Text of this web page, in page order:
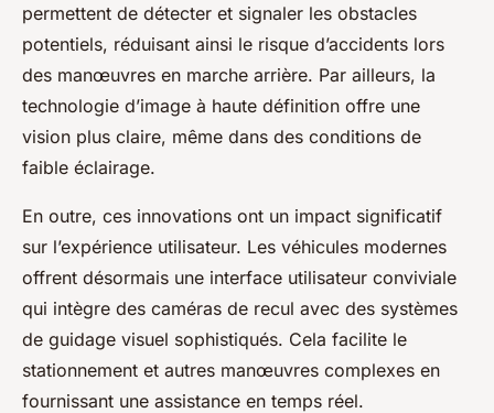
permettent de détecter et signaler les obstacles
potentiels, réduisant ainsi le risque d’accidents lors
des manœuvres en marche arrière. Par ailleurs, la
technologie d’image à haute définition offre une
vision plus claire, même dans des conditions de
faible éclairage.
En outre, ces innovations ont un impact significatif
sur l’expérience utilisateur. Les véhicules modernes
offrent désormais une interface utilisateur conviviale
qui intègre des caméras de recul avec des systèmes
de guidage visuel sophistiqués. Cela facilite le
stationnement et autres manœuvres complexes en
fournissant une assistance en temps réel.